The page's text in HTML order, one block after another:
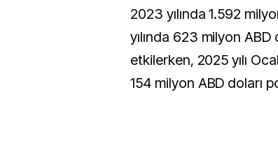
2023 yılında 1.592
yılında 623 milyon
etkilerken, 2025 yılı
154 milyon ABD doları